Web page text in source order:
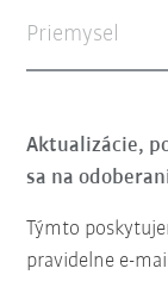
Priemysel
Aktualizácie,
sa na
Týmto
pravidelne e-